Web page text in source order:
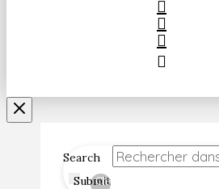
Search
Submit
Clear